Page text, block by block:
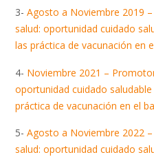
3- Agosto a Noviembre 2019
salud: oportunidad cuidado
las práctica de vacunación en
4- Noviembre 2021 –
oportunidad cuidado
práctica de vacunación en el
5- Agosto a Noviembre 2022
salud: oportunidad cuidado